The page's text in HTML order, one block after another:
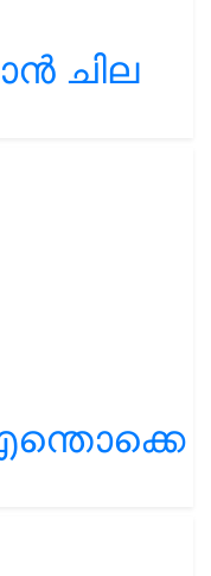
ചില